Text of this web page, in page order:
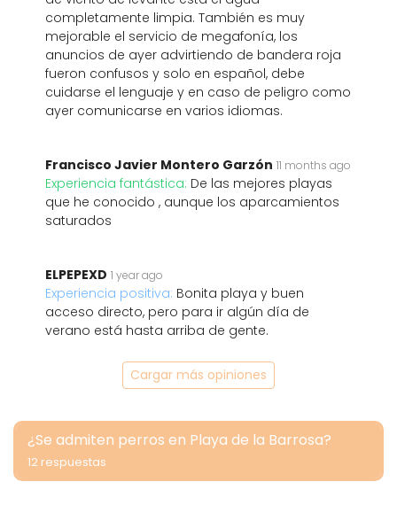
completamente limpia. También es muy
mejorable el servicio de megafonía, los
anuncios de ayer advirtiendo de bandera roja
fueron confusos y solo en español, debe
cuidarse el lenguaje y en caso de peligro como
ayer comunicarse en varios idiomas.
Francisco Javier Montero Garzón 11 months ago
Experiencia fantástica: De las mejores playas
que he conocido , aunque los aparcamientos
saturados
ELPEPEXD 1 year ago
Experiencia positiva: Bonita playa y buen
acceso directo, pero para ir algún día de
verano está hasta arriba de gente.
Cargar más opiniones
¿Se admiten perros en Playa de la Barrosa?
12 respuestas